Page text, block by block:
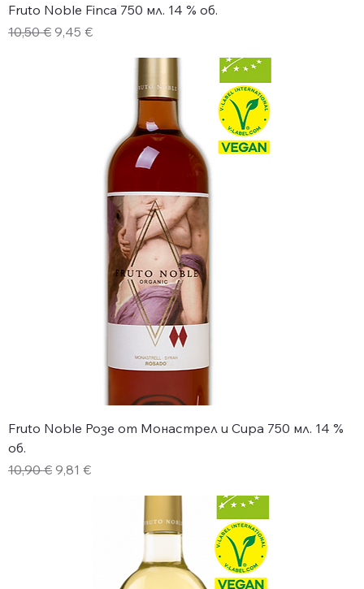
Fruto Noble Finca 750 мл. 14 % об.
Редовна цена
10,50 € Продажна цена
9,45 €
Fruto Noble Розе от Монастрел и Сира 750 мл. 14 %
об.
Редовна цена
10,90 € Продажна цена
9,81 €